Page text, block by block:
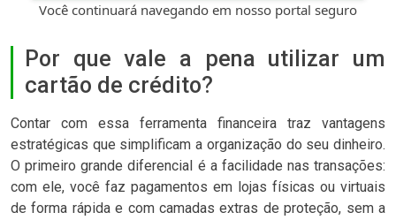
Você continuará navegando em nosso portal seguro
Por que vale a pena utilizar um
cartão de crédito?
Contar com essa ferramenta financeira traz vantagens
estratégicas que simplificam a organização do seu dinheiro.
O primeiro grande diferencial é a facilidade nas transações:
com ele, você faz pagamentos em lojas físicas ou virtuais
de forma rápida e com camadas extras de proteção, sem a